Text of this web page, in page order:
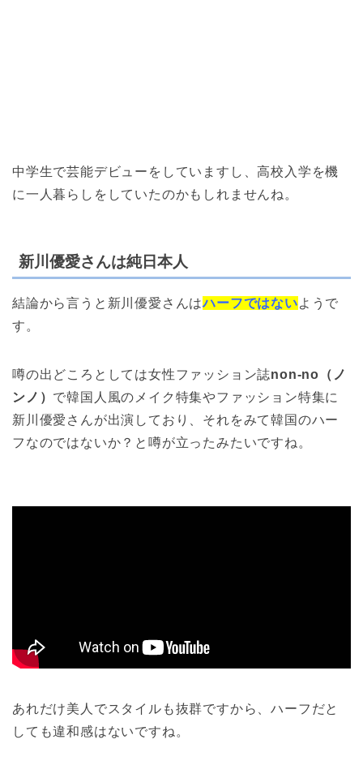
中学生で芸能デビューをしていますし、高校入学を機
に一人暮らしをしていたのかもしれませんね。
新川優愛さんは純日本人
結論から言うと新川優愛さんはハーフではないようで
す。
噂の出どころとしては女性ファッション誌non-no（ノ
ンノ） で韓国人風のメイク特集やファッション特集に
新川優愛さんが出演しており、それをみて韓国のハー
フなのではないか？と噂が立ったみたいですね。
あれだけ美人でスタイルも抜群ですから、ハーフだと
しても違和感はないですね。